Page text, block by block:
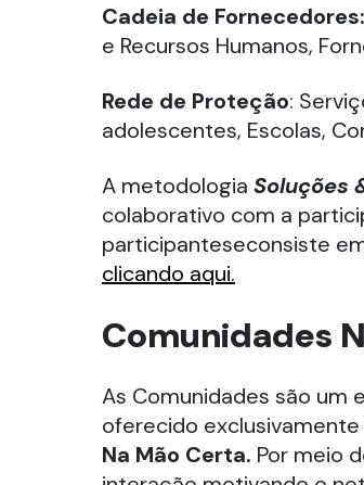
Cadeia de Fornecedores:
e Recursos Humanos,
Rede de Proteção:
adolescentes, Escolas,
A metodologia Soluções
colaborativo com a
participanteseconsiste
clicando aqui.
Comunidades
As Comunidades são um
oferecido
Na Mão Certa. Por meio